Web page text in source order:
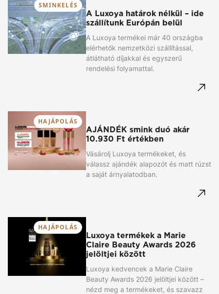
SMINKELÉS
A Luxoya határok nélkül – ide
szállítunk Európán belül
A Luxoya termékei már 40 országba
elérhetők nemzetközi szállítással,
átlátható díjakkal és egyszerű
rendelési folyamattal.
HAJÁPOLÁS
AJÁNDÉK smink duó akár
10.930 Ft értékben
Vásárolj Luxoya termékeket, és
válassz ajándék alapozót és matt rúzst
a saját árnyalatodban.
HAJÁPOLÁS
Luxoya termékek a Marie
Claire Beauty Awards 2026
jelöltjei között
Luxoya kedvencek a Marie Claire
Beauty Awards 2026 jelöltjei között –
nézd meg a termékeket, és szavazz